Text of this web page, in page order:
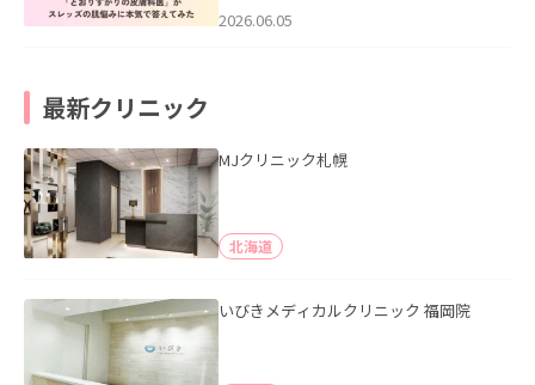
2026.06.05
最新クリニック
MJクリニック札幌
北海道
いびきメディカルクリニック 福岡院